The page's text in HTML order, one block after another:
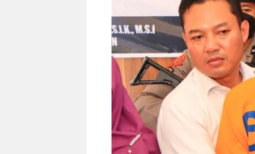
kuliner dengan ...
Nunung Srimulat & Vicky
Prasetyo Buka Restoran
Ayam Panggang! Cuma Rp
15 Ribu, Resep Rahasia
Mami Bikin Nagih!